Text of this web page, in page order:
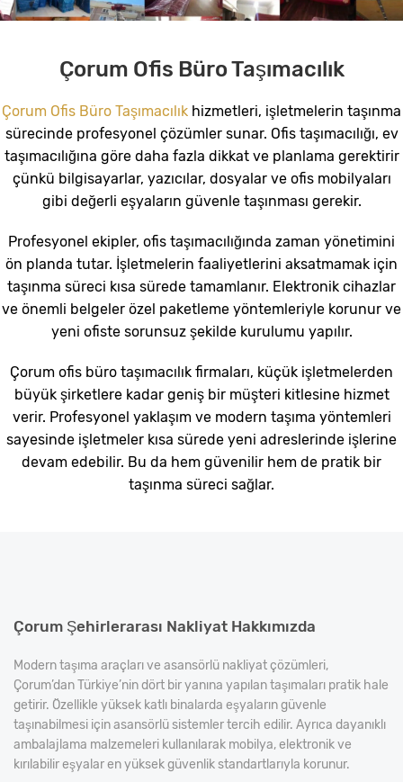
Çorum Ofis Büro Taşımacılık
Çorum Ofis Büro Taşımacılık hizmetleri, işletmelerin taşınma
sürecinde profesyonel çözümler sunar. Ofis taşımacılığı, ev
taşımacılığına göre daha fazla dikkat ve planlama gerektirir
çünkü bilgisayarlar, yazıcılar, dosyalar ve ofis mobilyaları
gibi değerli eşyaların güvenle taşınması gerekir.
Profesyonel ekipler, ofis taşımacılığında zaman yönetimini
ön planda tutar. İşletmelerin faaliyetlerini aksatmamak için
taşınma süreci kısa sürede tamamlanır. Elektronik cihazlar
ve önemli belgeler özel paketleme yöntemleriyle korunur ve
yeni ofiste sorunsuz şekilde kurulumu yapılır.
Çorum ofis büro taşımacılık firmaları, küçük işletmelerden
büyük şirketlere kadar geniş bir müşteri kitlesine hizmet
verir. Profesyonel yaklaşım ve modern taşıma yöntemleri
sayesinde işletmeler kısa sürede yeni adreslerinde işlerine
devam edebilir. Bu da hem güvenilir hem de pratik bir
taşınma süreci sağlar.
Çorum Şehirlerarası Nakliyat Hakkımızda
Modern taşıma araçları ve asansörlü nakliyat çözümleri,
Çorum’dan Türkiye’nin dört bir yanına yapılan taşımaları pratik hale
getirir. Özellikle yüksek katlı binalarda eşyaların güvenle
taşınabilmesi için asansörlü sistemler tercih edilir. Ayrıca dayanıklı
ambalajlama malzemeleri kullanılarak mobilya, elektronik ve
kırılabilir eşyalar en yüksek güvenlik standartlarıyla korunur.